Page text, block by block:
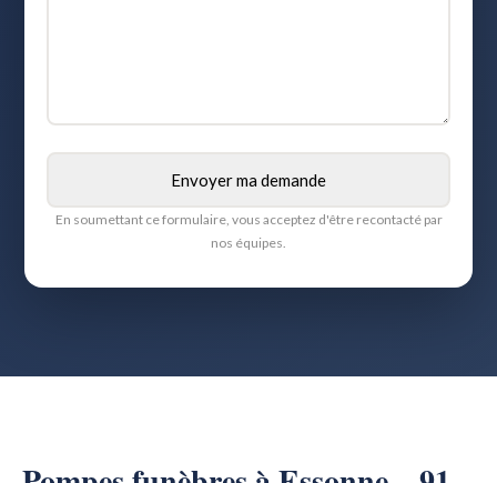
En soumettant ce formulaire, vous acceptez d'être recontacté par
nos équipes.